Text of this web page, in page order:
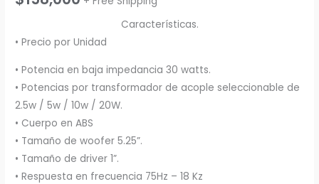
Características.
• Precio por Unidad
• Potencia en baja impedancia 30 watts.
• Potencias por transformador de acople seleccionable de
2.5w / 5w / 10w / 20W.
• Cuerpo en ABS
• Tamaño de woofer 5.25”.
• Tamaño de driver 1”.
• Respuesta en frecuencia 75Hz – 18 Kz